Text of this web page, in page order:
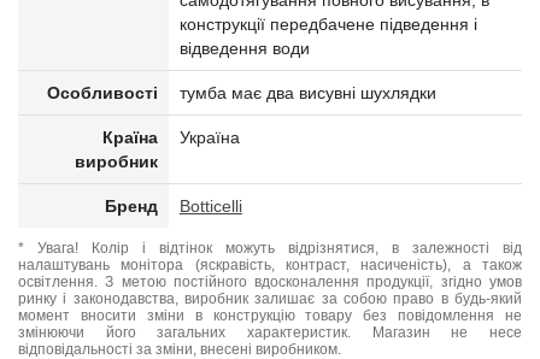
конструкції передбачене підведення і
відведення води
Особливості тумба має два висувні шухлядки
Країна
виробник
Україна
Бренд Botticelli
* Увага! Колір і відтінок можуть відрізнятися, в залежності від
налаштувань монітора (яскравість, контраст, насиченість), а також
освітлення. З метою постійного вдосконалення продукції, згідно умов
ринку і законодавства, виробник залишає за собою право в будь-який
момент вносити зміни в конструкцію товару без повідомлення не
змінюючи його загальних характеристик. Магазин не несе
відповідальності за зміни, внесені виробником.